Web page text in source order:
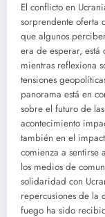
El conflicto en
sorprendente oferta
que algunos
era de esperar, está
mientras reflexiona
tensiones
panorama está en
sobre el futuro de
acontecimiento
también en el
comienza a sentirse
los medios de
solidaridad con
repercusiones de la
fuego ha sido